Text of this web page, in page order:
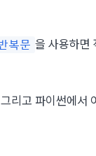
복문 을 사용하면
리고 파이썬에서